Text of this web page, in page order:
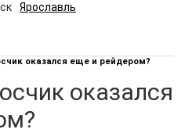
Ярославль
оказался еще и рейдером?
оказался